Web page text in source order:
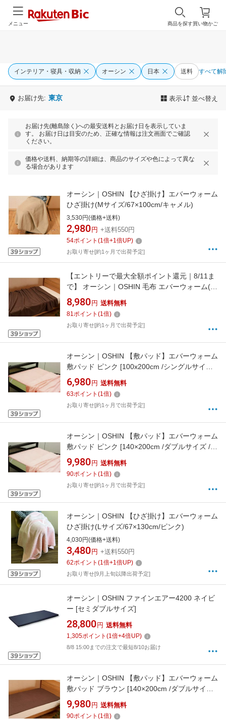
買い物かご
商品を探す
メニュー
インテリア・寝具・収納 オーシン 日本 送料 すべて解
お届け先: 東京 表示 並べ替え
お届け先(離島除く)への最安送料とお届け日を表示していま
す。 お届け日は目安のため、正確な情報は注文画面でご確認
ください。
価格や送料、納期等の詳細は、商品のサイズや色によって異な
る場合があります
オーシン｜OSHIN 【ひざ掛け】エバーウォーム
ひざ掛け(Mサイズ/67×100cm/キャメル)
3,530円(価格+送料)
2,980 円 +送料550円
54ポイント (1倍+1倍UP)
お取り寄せ[約1ヶ月で出荷予定]
【エントリーで最大全額ポイント還元｜8/11ま
で】 オーシン｜OSHIN 毛布 エバーウォーム(シ
ングルサイズ/140×200cm/ブラウン)
8,980 円 送料無料
81ポイント (1倍)
お取り寄せ[約1ヶ月で出荷予定]
オーシン｜OSHIN 【敷パッド】エバーウォーム
敷パッド ピンク [100x200cm /シングルサイズ /
ウォーム敷パッド]
6,980 円 送料無料
63ポイント (1倍)
お取り寄せ[約1ヶ月で出荷予定]
オーシン｜OSHIN 【敷パッド】エバーウォーム
敷パッド ピンク [140×200cm /ダブルサイズ /ウ
ォーム敷パッド]
9,980 円 送料無料
90ポイント (1倍)
お取り寄せ[約1ヶ月で出荷予定]
オーシン｜OSHIN 【ひざ掛け】エバーウォーム
ひざ掛け(Lサイズ/67×130cm/ピンク)
4,030円(価格+送料)
3,480 円 +送料550円
62ポイント (1倍+1倍UP)
お取り寄せ[9月上旬以降出荷予定]
オーシン｜OSHIN ファインエアー4200 ネイビ
ー [セミダブルサイズ]
28,800 円 送料無料
1,305ポイント (1倍+4倍UP)
8/8 15:00までの注文で最短8/10お届け
オーシン｜OSHIN 【敷パッド】エバーウォーム
敷パッド ブラウン [140×200cm /ダブルサイズ /
ウォーム敷パッド]
9,980 円 送料無料
90ポイント (1倍)